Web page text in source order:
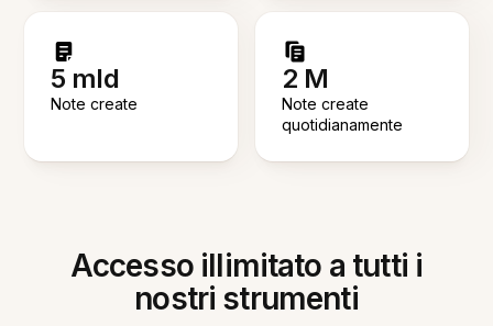
5 mld
Note create
2 M
Note create
quotidianamente
Accesso illimitato a tutti i
nostri strumenti